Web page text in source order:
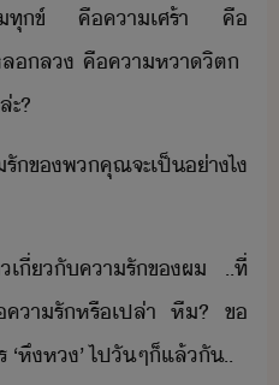
ทุข์​ ​คื​คาเศร้า​ ​คื​
ล​ ​คื​คา​หาิต​
ะ​?
ข​พคุณ​จะ​เป็​่า​ไ​
​เี่ั​คารั​ข​ผ​ ​..​ที่​
คารั​หรืเปล่า​ หื​?​ ​ข​
​‘​หึห​’​ ​ไป​ั​ๆ​็แล้ั​..